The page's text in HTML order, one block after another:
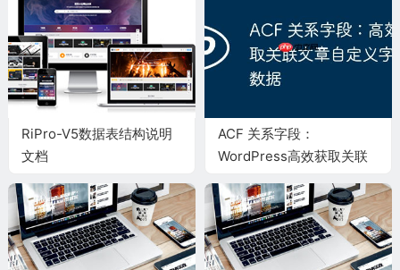
RiPro-V5数据表结构说明
文档
ACF 关系字段：
WordPress高效获取关联